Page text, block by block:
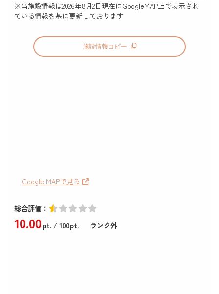
※当施設情報は2026年8月2日現在にGoogleMAP上で表示され
ている情報を基に更新しております
施設情報コピー
Google MAPで見る
総合評価：
10.00pt./ 100pt. ランク外